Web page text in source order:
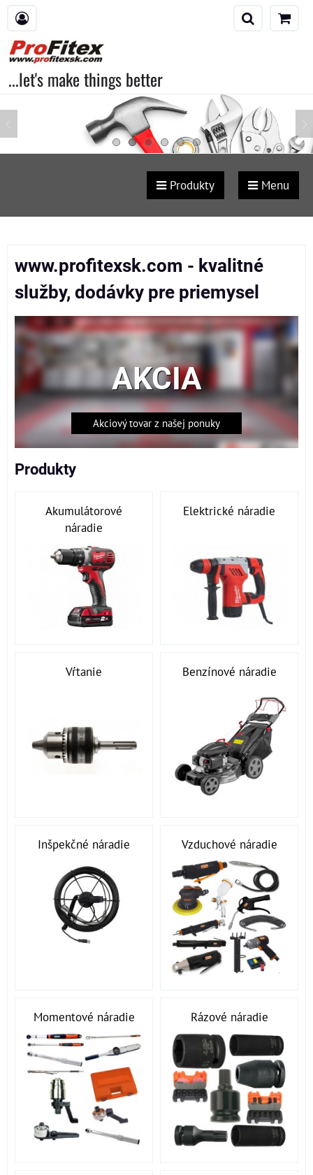
...let's make things better
Produkty Menu
www.profitexsk.com - kvalitné
služby, dodávky pre priemysel
AKCIA
Akciový tovar z našej ponuky
Produkty
Akumulátorové
náradie
Elektrické náradie
Vŕtanie Benzínové náradie
Inšpekčné náradie Vzduchové náradie
Momentové náradie Rázové náradie